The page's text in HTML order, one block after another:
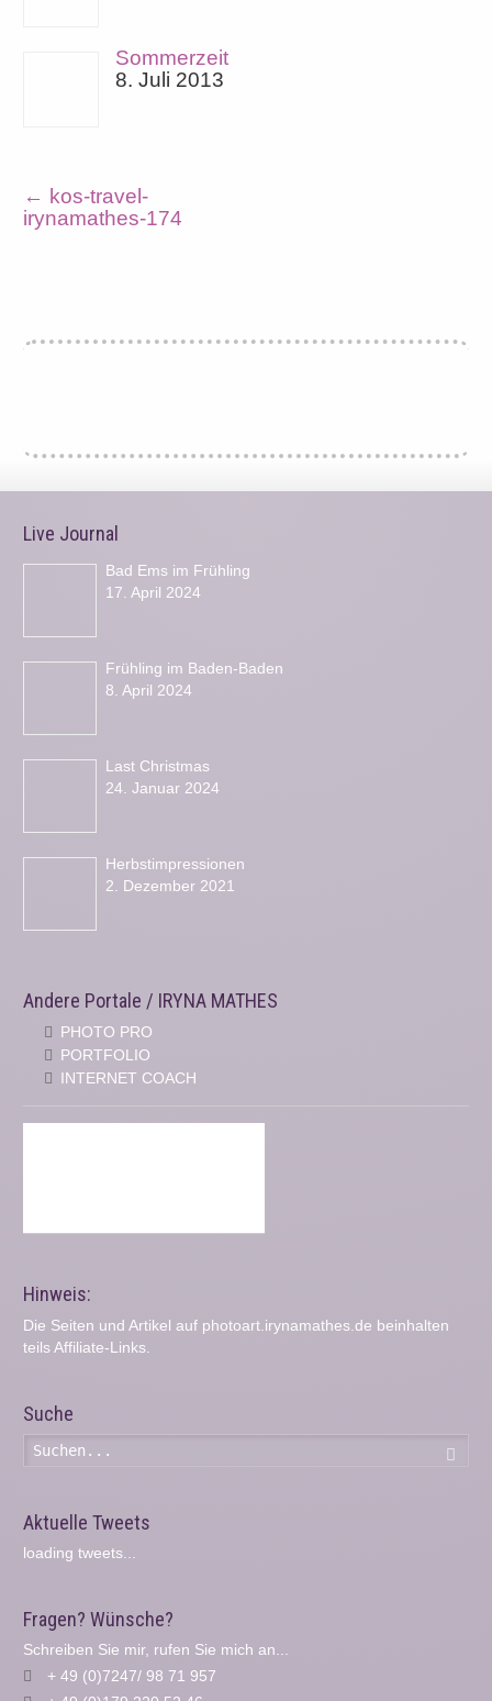
Sommerzeit
8. Juli 2013
← kos-travel-
irynamathes-174
Live Journal
Bad Ems im Frühling
17. April 2024
Frühling im Baden-Baden
8. April 2024
Last Christmas
24. Januar 2024
Herbstimpressionen
2. Dezember 2021
Andere Portale / IRYNA MATHES
PHOTO PRO
PORTFOLIO
INTERNET COACH
Hinweis:
Die Seiten und Artikel auf photoart.irynamathes.de beinhalten
teils Affiliate-Links.
Suche
Aktuelle Tweets
loading tweets...
Fragen? Wünsche?
Schreiben Sie mir, rufen Sie mich an...
+ 49 (0)7247/ 98 71 957